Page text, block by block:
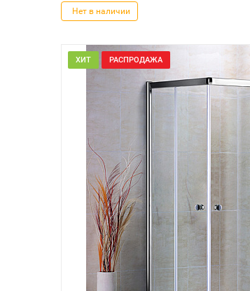
Нет в наличии
ХИТ РАСПРОДАЖА